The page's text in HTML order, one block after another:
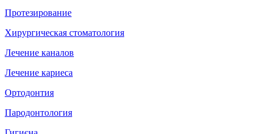
Протезирование
Хирургическая стоматология
Лечение каналов
Лечение кариеса
Ортодонтия
Пародонтология